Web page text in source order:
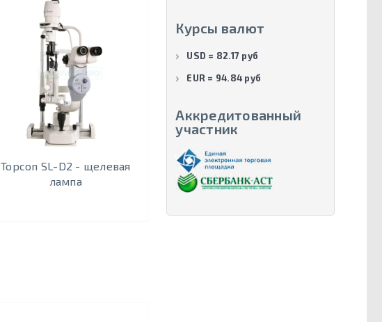
Topcon SL-D2 - щелевая
лампа
Курсы валют
USD = 82.17 руб
EUR = 94.84 руб
Аккредитованный
участник